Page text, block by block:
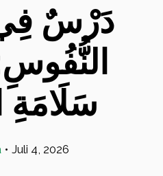
دَرْسٌ فِي
سَلَامَةِ
• Juli 4, 2026